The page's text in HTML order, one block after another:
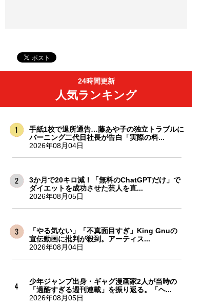
24時間更新
人気ランキング
手紙1枚で退所通告…藤あや子の独立トラブルに
バーニング二代目社長が告白「実際の料...
2026年08月04日
3か月で20キロ減！「無料のChatGPTだけ」で
ダイエットを成功させた芸人を直...
2026年08月05日
「やる気ない」「不真面目すぎ」King Gnuの
宣伝動画に批判が殺到。アーティス...
2026年08月04日
少年ジャンプ出身・ギャグ漫画家2人が当時の
「過酷すぎる週刊連載」を振り返る。「ヘ...
2026年08月05日